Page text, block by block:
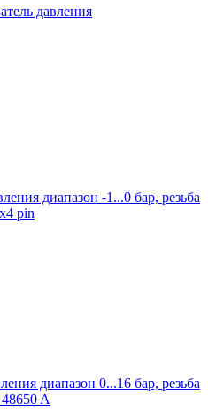
давления
диапазон -1...0 бар, резьба
pin
диапазон 0...16 бар, резьба
A